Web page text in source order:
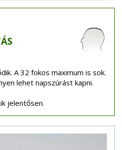
A 32 fokos maximum is sok.
lehet napszúrást kapni.
jelentősen.